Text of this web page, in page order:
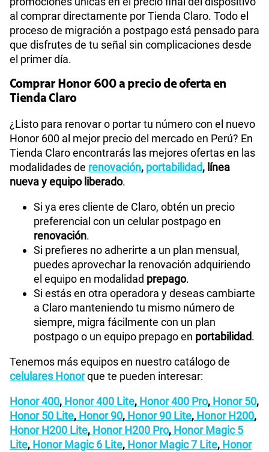
al comprar directamente por Tienda Claro. Todo el
proceso de migración a postpago está pensado para
que disfrutes de tu señal sin complicaciones desde
el primer día.
Comprar Honor 600 a precio de oferta en
Tienda Claro
¿Listo para renovar o portar tu número con el nuevo
Honor 600 al mejor precio del mercado en Perú? En
Tienda Claro encontrarás las mejores ofertas en las
modalidades de renovación, portabilidad, línea
nueva y equipo liberado.
Si ya eres cliente de Claro, obtén un precio
preferencial con un celular postpago en
renovación.
Si prefieres no adherirte a un plan mensual,
puedes aprovechar la renovación adquiriendo
el equipo en modalidad prepago.
Si estás en otra operadora y deseas cambiarte
a Claro manteniendo tu mismo número de
siempre, migra fácilmente con un plan
postpago o un equipo prepago en portabilidad.
Tenemos más equipos en nuestro catálogo de
celulares Honorque te pueden interesar:
Honor 400, Honor 400 Lite, Honor 400 Pro, Honor 50,
Honor 50 Lite, Honor 90, Honor 90 Lite, Honor H200,
Honor H200 Lite, Honor H200 Pro, Honor Magic 5
Lite, Honor Magic 6 Lite, Honor Magic 7 Lite, Honor